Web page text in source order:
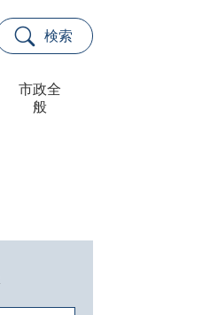
検索
市政全
般